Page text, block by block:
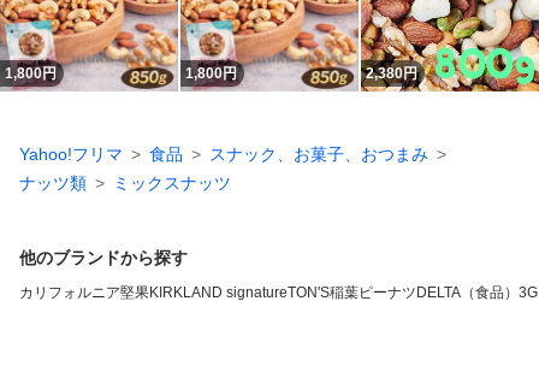
1,800円 1,800円 2,380円
Yahoo!フリマ 食品
スナック、お菓子、おつまみ
ナッツ類
ミックスナッツ
他のブランドから探す
カリフォルニア堅果KIRKLAND signatureTON'S稲葉ピーナツ DELTA（食品）